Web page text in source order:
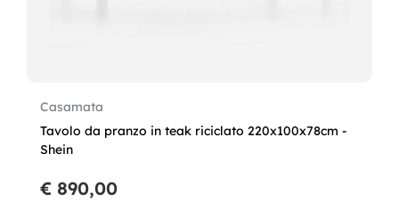
Casamata
Tavolo da pranzo in teak riciclato 220x100x78cm -
Shein
€ 890,00